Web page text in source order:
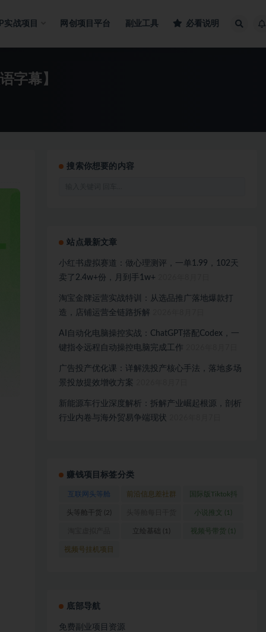
实战项目 网创项目平台 副业工具 必看说明
字幕】
搜索你想要的内容
站点最新文章
小红书虚拟赛道：做心理测评，一单1.99，102天
卖了2.4w+份，月到手1w+
淘宝金牌运营实战特训：从选品推广落地爆款打
造，店铺运营全链路拆解
AI自动化电脑操控实战：ChatGPT搭配Codex，一
键指令远程自动操控电脑完成工作
广告投产优化课：详解洗投产核心手法，落地多场
景投放提效增收方案
新能源车行业深度解析：拆解产业崛起根源，剖析
行业内卷与海外贸易争端现状
赚钱项目标签分类
互联网头等舱
(1)
前沿信息差社群 国际版Tiktok抖
音运营(1)
头等舱干货 (2)
(1)
小说推文 (1)
(1)
立绘基础 (1) 视频号带货 (1)
视频号挂机项目
底部导航
免费副业项目资源